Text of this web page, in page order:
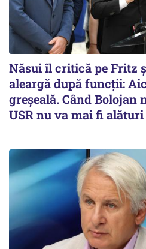
Năsui îl critică pe Fritz
aleargă după funcții:
greșeală. Când Bolojan
USR nu va mai fi alături